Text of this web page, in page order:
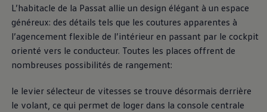
L’habitacle de la Passat allie un design élégant à un espace
généreux: des détails tels que les coutures apparentes à
l’agencement flexible de l’intérieur en passant par le cockpit
orienté vers le conducteur. Toutes les places offrent de
nombreuses possibilités de rangement:
le levier sélecteur de vitesses se trouve désormais derrière
le volant, ce qui permet de loger dans la console centrale